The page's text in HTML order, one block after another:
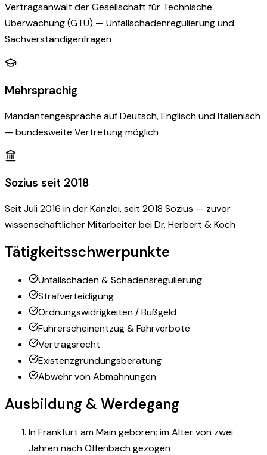
Vertragsanwalt der Gesellschaft für Technische
Überwachung (GTÜ) — Unfallschadenregulierung und
Sachverständigenfragen
Mehrsprachig
Mandantengespräche auf Deutsch, Englisch und Italienisch
— bundesweite Vertretung möglich
Sozius seit 2018
Seit Juli 2016 in der Kanzlei, seit 2018 Sozius — zuvor
wissenschaftlicher Mitarbeiter bei Dr. Herbert & Koch
Tätigkeitsschwerpunkte
Unfallschaden & Schadensregulierung
Strafverteidigung
Ordnungswidrigkeiten / Bußgeld
Führerscheinentzug & Fahrverbote
Vertragsrecht
Existenzgründungsberatung
Abwehr von Abmahnungen
Ausbildung & Werdegang
In Frankfurt am Main geboren; im Alter von zwei
Jahren nach Offenbach gezogen